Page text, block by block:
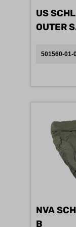
US
501560-01-
NVA
B